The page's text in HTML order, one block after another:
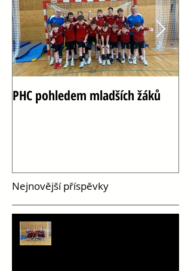
PHC pohledem mladších žáků
Nejnovější příspěvky